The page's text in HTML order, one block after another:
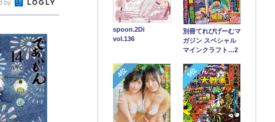
spoon.2Di
vol.136
別冊てれびげーむマ
ガジン スペシャル
マインクラフト…2
4位 5位
by